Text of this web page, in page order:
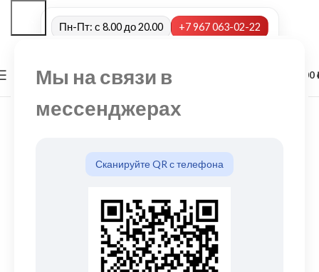
Мы на связи в
мессенджерах
Сканируйте QR с телефона
Пн-Пт: с 8.00 до 20.00 +7 967 063-02-22
МЕНЮ 0,00